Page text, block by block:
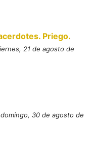
Priego.
21 de agosto de
30 de agosto de